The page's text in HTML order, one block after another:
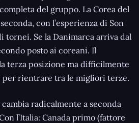
del gruppo. La Corea del
con l’esperienza di Son
Se la Danimarca arriva dal
posto ai coreani. Il
terza posizione ma difficilmente
per rientrare tra le migliori terze.
radicalmente a seconda
l’Italia: Canada primo (fattore